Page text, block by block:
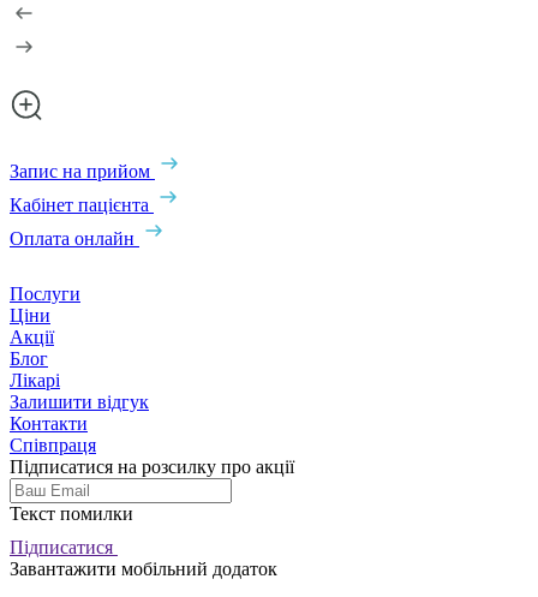
Запис на прийом
Кабінет пацієнта
Оплата онлайн
Послуги
Ціни
Акції
Блог
Лікарі
Залишити відгук
Контакти
Співпраця
Підписатися на розсилку про акції
Текст помилки
Підписатися
Завантажити мобільний додаток